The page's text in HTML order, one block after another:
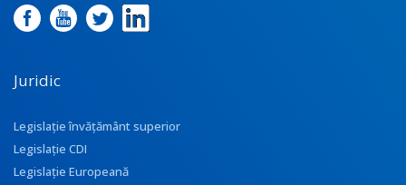
Juridic
Legislație învățământ superior
Legislație CDI
Legislație Europeană